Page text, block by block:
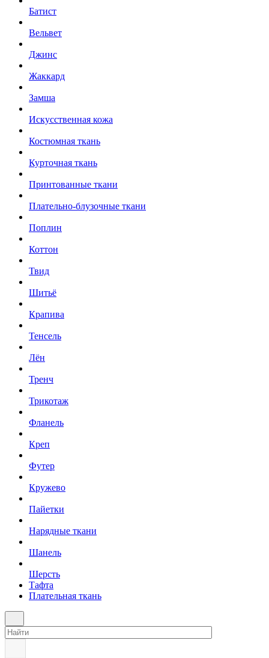
Батист
Вельвет
Джинс
Жаккард
Замша
Искусственная кожа
Костюмная ткань
Курточная ткань
Принтованные ткани
Плательно-блузочные ткани
Поплин
Коттон
Твид
Шитьё
Крапива
Тенсель
Лён
Тренч
Трикотаж
Фланель
Креп
Футер
Кружево
Пайетки
Нарядные ткани
Шанель
Шерсть
Тафта
Плательная ткань